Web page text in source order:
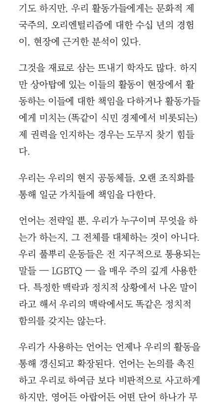
기도 하지만, 우리 활동가들에게는 문화적 제
국주의, 오리엔털리즘에 대한 수십 년의 경험
이, 현장에 근거한 분석이 있다.
그것을 재료로 삼는 뜨내기 학자도 많다. 하지
만 상아탑에 있는 이들의 활동이 현장에서 활
동하는 이들에 대한 책임을 다하거나 활동가들
에게 미치는 (똑같이 식민 경제에서 비롯되는)
제 권력을 인지하는 경우는 도무지 찾기 힘들
다.
우리는 우리의 현지 공동체들, 오랜 조직화를
통해 일군 가치들에 책임을 다한다.
언어는 전략일 뿐, 우리가 누구이며 무엇을 하
는가 하는지, 그 전체를 대체하는 것이 아니다.
우리 풀뿌리 운동들은 전 지구적으로 통용되는
말들 — LGBTQ — 을 매우 주의 깊게 사용한
다. 특정한 맥락과 정치적 상황에서 나온 말이
라고 해서 우리의 맥락에서도 똑같은 정치적
함의를 갖지는 않는다.
우리가 사용하는 언어는 언제나 우리의 활동을
통해 갱신되고 확장된다. 언어는 논의를 촉진
하고 우리로 하여금 보다 비판적으로 사고하게
하지만, 영어든 아랍어든 어떤 단어 하나가 무